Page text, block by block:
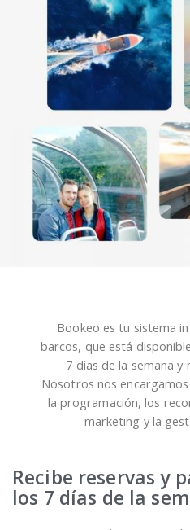
INICIAR SESIÓN
Bookeo es tu sistema
barcos, que está
7 días de la semana y
Nosotros nos
la programación, los
marketing y la
Recibe reservas y
los 7 días de la